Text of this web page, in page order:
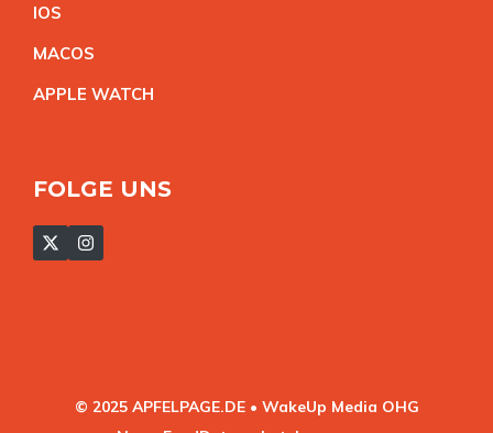
IOS
MACOS
APPLE WATCH
FOLGE UNS
© 2025 APFELPAGE.DE • WakeUp Media OHG